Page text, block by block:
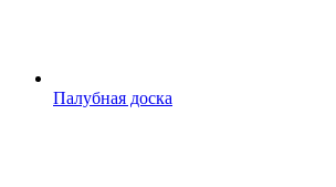
Палубная доска